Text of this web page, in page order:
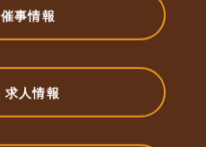
催事情報
求人情報